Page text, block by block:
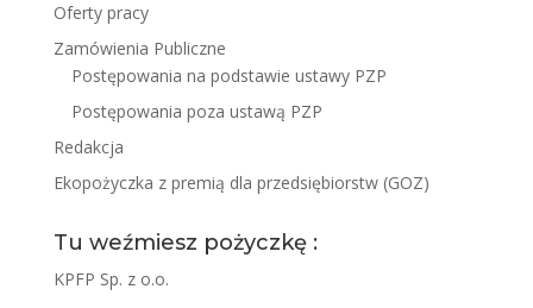
Oferty pracy
Zamówienia Publiczne
Postępowania na podstawie ustawy PZP
Postępowania poza ustawą PZP
Redakcja
Ekopożyczka z premią dla przedsiębiorstw (GOZ)
Tu weźmiesz pożyczkę :
KPFP Sp. z o.o.